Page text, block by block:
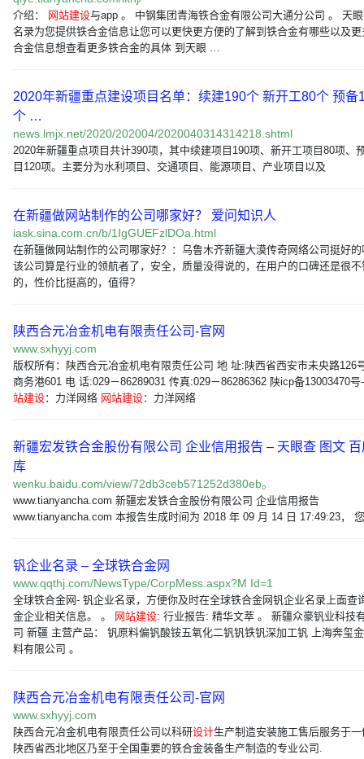
介绍： 网站建设与app 。 中钢集团青海铁合金有限公司大通分公司 。 天
名录为您提供铁合金信息让您可以更快更方便的了解到铁合金有哪些以及更
合金信息想查看更多铁合金的具体 到天眼 …
2020年新疆重点建设项目名单：续建190个 新开工80个 预备
个 …
news.lmjx.net/2020/202004/2020040314314218.shtml
2020年新疆重点项目共计390项，其中续建项目190项、新开工项目80项、
目120项。主要分为水利项目、交通项目、能源项目、产业项目以及
在新疆做网站制作的公司哪家好？ 爱问知识人
iask.sina.com.cn/b/1IgGUEFzlDOa.html
在新疆做网站制作的公司哪家好？：乌鲁木齐新疆大漠传奇网络公司挺好的
该公司算是行业的领航者了，安全，质量没得说的，在用户的口碑还是很不
的，性价比挺高的，值得?
陕西合元冶金机电有限责任公司-官网
www.sxhyyj.com
版权所有：陕西合元冶金机电有限责任公司 地 址:陕西省西安市未央路126
商务港601 电 话:029－86289031 传真:029－86286362 陕icp备13003470
站建设：力洋网络 网站建设：力洋网络
新疆宏发铁合金股份有限公司 企业信用报告 – 天眼查 图文
库
wenku.baidu.com/view/72db3ceb571252d380eb。
www.tianyancha.com 新疆宏发铁合金股份有限公司 企业信用报告
www.tianyancha.com 本报告生成时间为 2018 年 09 月 14 日 17:49:23，
钒企业名录 – 全球铁合金网
www.qqthj.com/NewsType/CorpMess.aspx?M Id=1
全球铁合金网- 钒企业名录，方便你及时在全球铁合金网钒企业名录上面查
金企业相关信息。 。
网站建设: 行业报告: 精华文萃 。 新疆众豪钒业科技
司 新疆 主营产品： 钒原料偏钒酸铵五氧化二钒钒铁钒深加工钒 上海奔玺
料有限公司 。
陕西合元冶金机电有限责任公司-官网
www.sxhyyj.com
陕西合元冶金机电有限责任公司以科研设计生产制造安装施工售后服务于一
陕西省西北地区乃至于全国重要的铁合金装备生产制造的专业公司.